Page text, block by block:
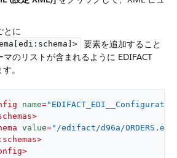
とに
要素を追加すること
のリストが含まれるように EDIFACT
。
name=
>
value="/edifact/d96a/
>
>